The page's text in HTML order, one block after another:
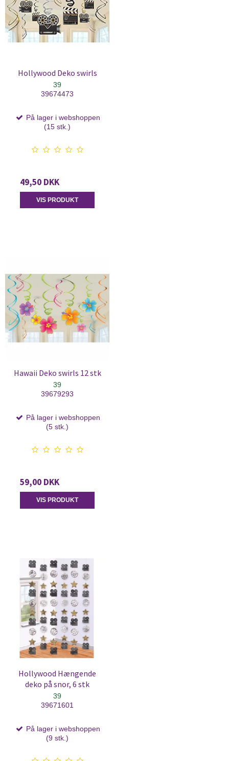
Hollywood Deko swirls
39
39674473
På lager i webshoppen
(15 stk.)
49,50 DKK
VIS PRODUKT
Hawaii Deko swirls 12 stk
39
39679293
På lager i webshoppen
(5 stk.)
59,00 DKK
VIS PRODUKT
Hollywood Hængende
deko på snor, 6 stk
39
39671601
På lager i webshoppen
(9 stk.)